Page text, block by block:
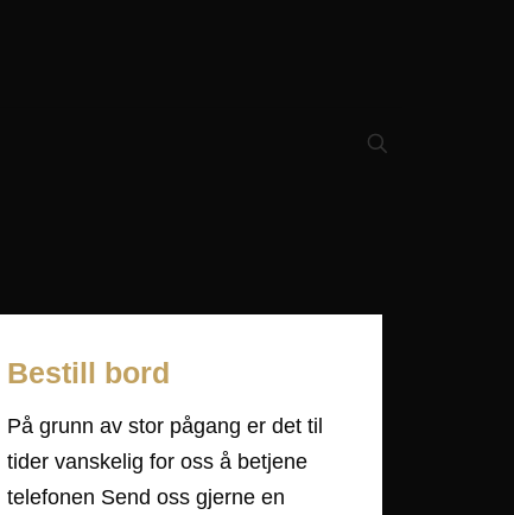
Bestill bord
På grunn av stor pågang er det til
tider vanskelig for oss å betjene
telefonen Send oss gjerne en